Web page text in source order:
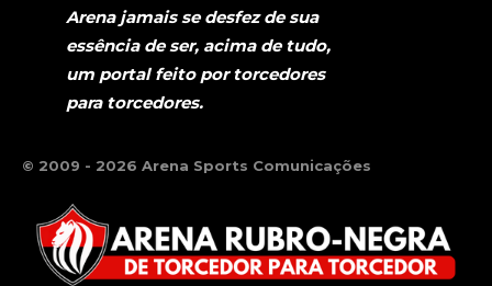
Arena jamais se desfez de sua
essência de ser, acima de tudo,
um portal feito por torcedores
para torcedores.
© 2009 - 2026 Arena Sports Comunicações